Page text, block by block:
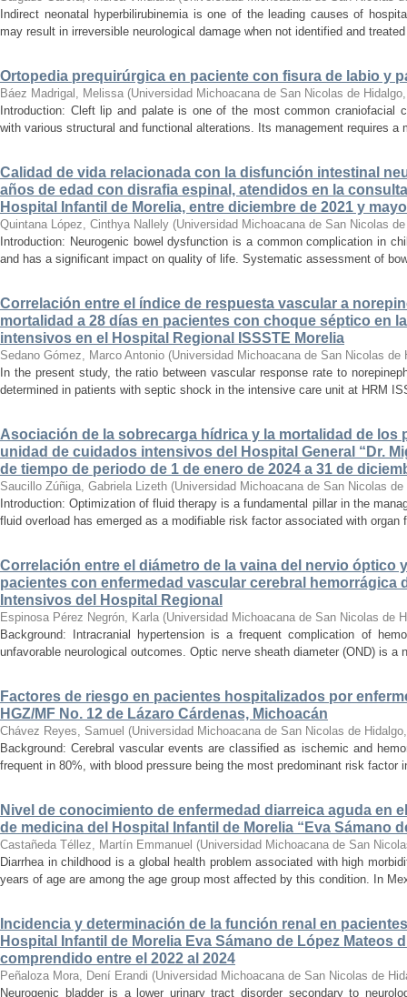
Indirect neonatal hyperbilirubinemia is one of the leading causes of
may result in irreversible neurological damage when not identified and
Ortopedia prequirúrgica en paciente con fisura de labio y
Báez Madrigal, Melissa (Universidad Michoacana de San Nicolas de Hidalgo
Introduction: Cleft lip and palate is one of the most common craniofacial
with various structural and functional alterations. Its management requires a
Calidad de vida relacionada con la disfunción intestinal
años de edad con disrafia espinal, atendidos en la
Hospital Infantil de Morelia, entre diciembre de 2021 y
Quintana López, Cinthya Nallely (Universidad Michoacana de San Nicolas
Introduction: Neurogenic bowel dysfunction is a common complication in
and has a significant impact on quality of life. Systematic assessment of
Correlación entre el índice de respuesta vascular a
mortalidad a 28 días en pacientes con choque séptico en
intensivos en el Hospital Regional ISSSTE Morelia
Sedano Gómez, Marco Antonio (Universidad Michoacana de San Nicolas de
In the present study, the ratio between vascular response rate to
determined in patients with septic shock in the intensive care unit at HRM
Asociación de la sobrecarga hídrica y la mortalidad de los
unidad de cuidados intensivos del Hospital General “Dr.
de tiempo de periodo de 1 de enero de 2024 a 31 de
Saucillo Zúñiga, Gabriela Lizeth (Universidad Michoacana de San Nicolas de
Introduction: Optimization of fluid therapy is a fundamental pillar in the
fluid overload has emerged as a modifiable risk factor associated with organ
Correlación entre el diámetro de la vaina del nervio óptico
pacientes con enfermedad vascular cerebral hemorrágica
Intensivos del Hospital Regional
Espinosa Pérez Negrón, Karla (Universidad Michoacana de San Nicolas de
Background: Intracranial hypertension is a frequent complication of
unfavorable neurological outcomes. Optic nerve sheath diameter (OND) is a
Factores de riesgo en pacientes hospitalizados por
HGZ/MF No. 12 de Lázaro Cárdenas, Michoacán
Chávez Reyes, Samuel (Universidad Michoacana de San Nicolas de Hidalgo
Background: Cerebral vascular events are classified as ischemic and
frequent in 80%, with blood pressure being the most predominant risk factor
Nivel de conocimiento de enfermedad diarreica aguda en
de medicina del Hospital Infantil de Morelia “Eva Sámano
Castañeda Téllez, Martín Emmanuel (Universidad Michoacana de San
Diarrhea in childhood is a global health problem associated with high
years of age are among the age group most affected by this condition. In
Incidencia y determinación de la función renal en
Hospital Infantil de Morelia Eva Sámano de López Mateos
comprendido entre el 2022 al 2024
Peñaloza Mora, Dení Erandi (Universidad Michoacana de San Nicolas de
Neurogenic bladder is a lower urinary tract disorder secondary to